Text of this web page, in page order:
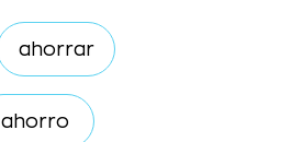
ahorrar
ahorro